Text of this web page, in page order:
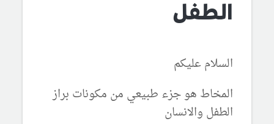
الطفل
السلام عليكم
المخاط هو جزء طبيعي من مكونات براز
الطفل والانسان